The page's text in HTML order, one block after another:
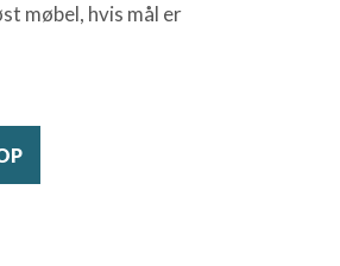
møbel, hvis mål er